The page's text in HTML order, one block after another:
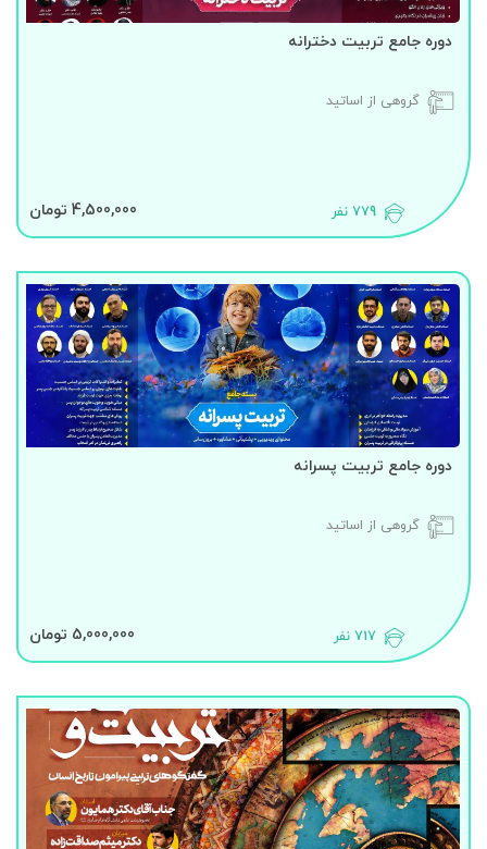
دوره جامع تربیت دخترانه
گروهی از اساتید
4,500,000 تومان 779 نفر
دوره جامع تربیت پسرانه
گروهی از اساتید
5,000,000 تومان 717 نفر